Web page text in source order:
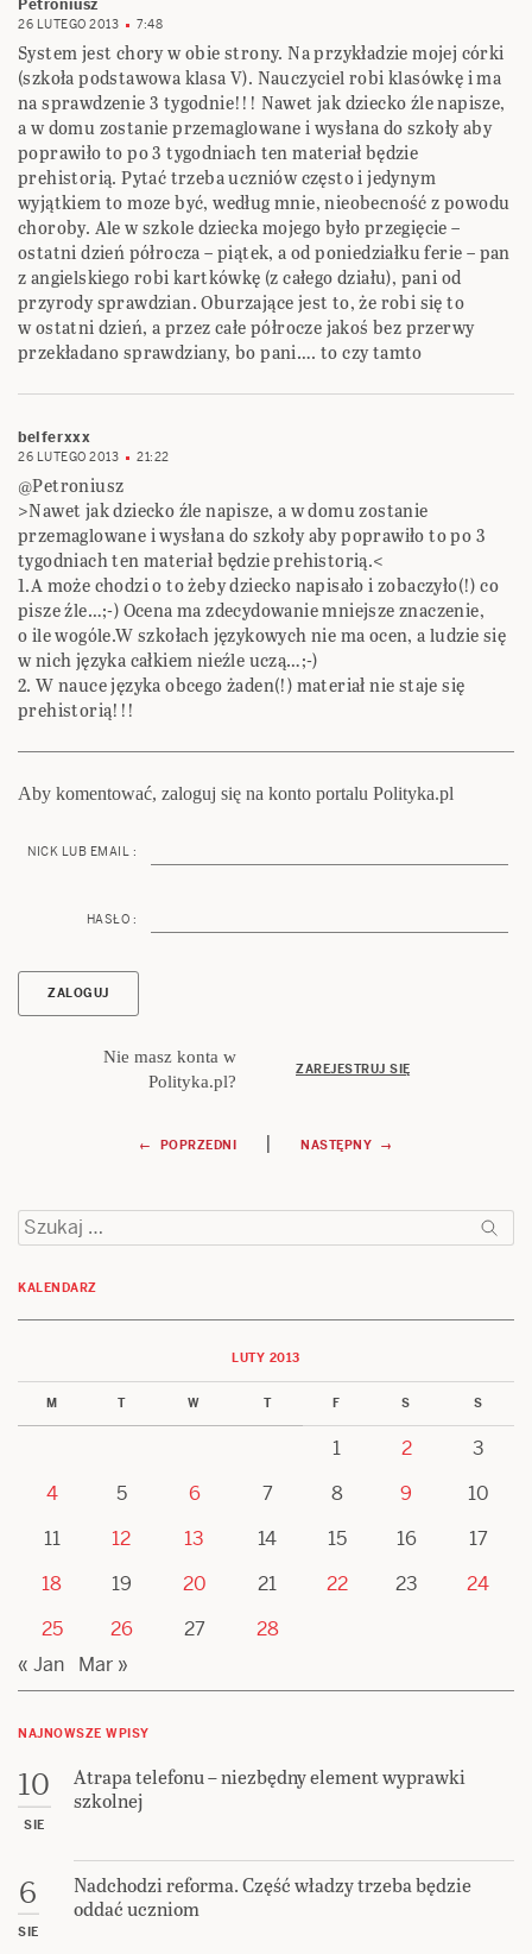
Petroniusz
26 LUTEGO 2013 7:48
System jest chory w obie strony. Na przykładzie mojej córki
(szkoła podstawowa klasa V). Nauczyciel robi klasówkę i ma
na sprawdzenie 3 tygodnie!!! Nawet jak dziecko źle napisze,
a w domu zostanie przemaglowane i wysłana do szkoły aby
poprawiło to po 3 tygodniach ten materiał będzie
prehistorią. Pytać trzeba uczniów często i jedynym
wyjątkiem to moze być, według mnie, nieobecność z powodu
choroby. Ale w szkole dziecka mojego było przegięcie –
ostatni dzień półrocza – piątek, a od poniedziałku ferie – pan
z angielskiego robi kartkówkę (z całego działu), pani od
przyrody sprawdzian. Oburzające jest to, że robi się to
w ostatni dzień, a przez całe półrocze jakoś bez przerwy
przekładano sprawdziany, bo pani…. to czy tamto
belferxxx
26 LUTEGO 2013 21:22
@Petroniusz
>Nawet jak dziecko źle napisze, a w domu zostanie
przemaglowane i wysłana do szkoły aby poprawiło to po 3
tygodniach ten materiał będzie prehistorią.<
1.A może chodzi o to żeby dziecko napisało i zobaczyło(!) co
pisze źle…;-) Ocena ma zdecydowanie mniejsze znaczenie,
o ile wogóle.W szkołach językowych nie ma ocen, a ludzie się
w nich języka całkiem nieźle uczą…;-)
2. W nauce języka obcego żaden(!) materiał nie staje się
prehistorią!!!
Aby komentować, zaloguj się na konto portalu Polityka.pl
NICK LUB EMAIL :
HASŁO :
Nie masz konta w
Polityka.pl?
ZAREJESTRUJ SIĘ
Nawigacja
wpisu
← POPRZEDNI | NASTĘPNY →
Szukaj:
KALENDARZ
LUTY 2013
M T W T F S S
1 2
3
4
5 6 7 8 9
10
11
12 13 14 15 16
17
18
19 20 21 22 23
24
25
26 27
28
« Jan
Mar »
NAJNOWSZE WPISY
10
SIE
Atrapa telefonu – niezbędny element wyprawki
szkolnej
6
SIE
Nadchodzi reforma. Część władzy trzeba będzie
oddać uczniom